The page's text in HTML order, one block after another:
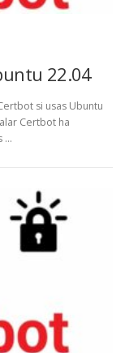
22.04
si usas Ubuntu
Certbot ha
…